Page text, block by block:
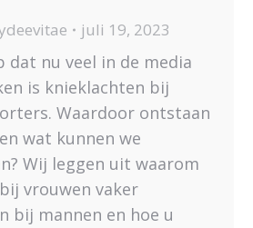
juli 19, 2023
dat nu veel in de media
is knieklachten bij
Waardoor ontstaan
wat kunnen we
Wij leggen uit waarom
vrouwen vaker
bij mannen en hoe u